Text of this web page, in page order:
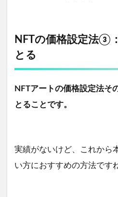
NFTの価格設定法③
とる
NFTアートの価格設定法そ
とることです。
実績がないけど、これから
い方におすすめの方法です